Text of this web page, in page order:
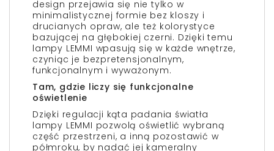
design przejawia się nie tylko w
minimalistycznej formie bez kloszy i
drucianych opraw, ale też kolorystyce
bazującej na głębokiej czerni. Dzięki temu
lampy LEMMI wpasują się w każde wnętrze,
czyniąc je bezpretensjonalnym,
funkcjonalnym i wyważonym.
Tam, gdzie liczy się funkcjonalne
oświetlenie
Dzięki regulacji kąta padania światła
lampy LEMMI pozwolą oświetlić wybraną
część przestrzeni, a inną pozostawić w
półmroku, by nadać jej kameralny